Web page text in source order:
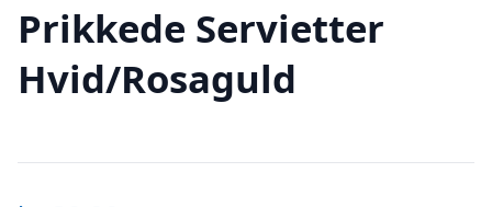
Prikkede Servietter
Hvid/Rosaguld